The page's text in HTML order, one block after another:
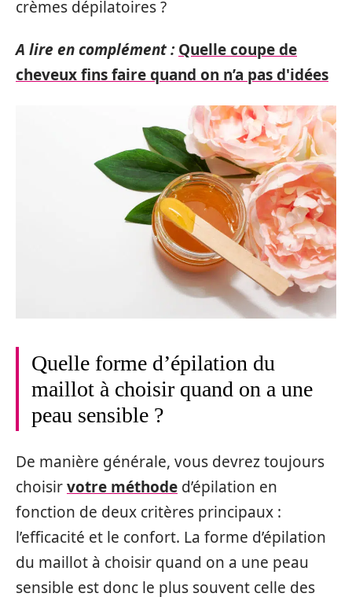
crèmes dépilatoires ?
A lire en complément : Quelle coupe de
cheveux fins faire quand on n’a pas d'idées
Quelle forme d’épilation du
maillot à choisir quand on a une
peau sensible ?
De manière générale, vous devrez toujours
choisirvotre méthode d’épilation en
fonction de deux critères principaux :
l’efficacité et le confort. La forme d’épilation
du maillot à choisir quand on a une peau
sensible est donc le plus souvent celle des